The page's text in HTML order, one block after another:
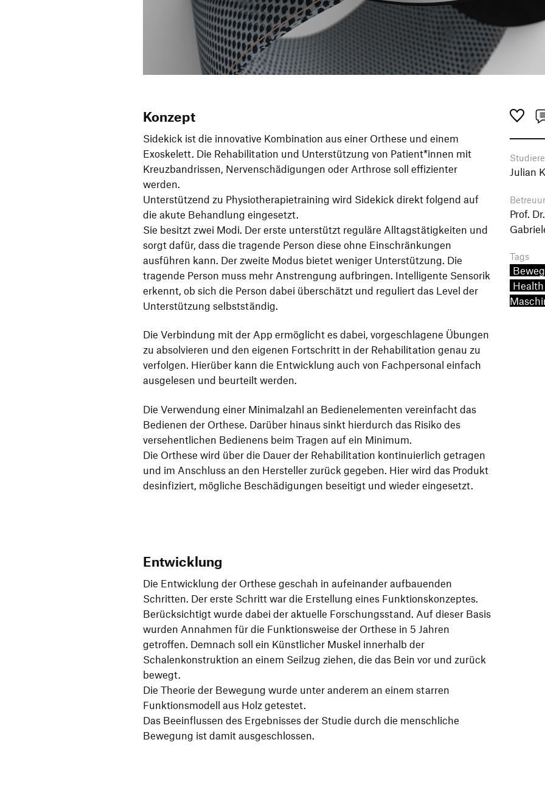
Konzept
Sidekick ist die innovative Kombination aus einer Orthese und einem
Exoskelett. Die Rehabilitation und Unterstützung von Patient*innen mit
Kreuzbandrissen, Nervenschädigungen oder Arthrose soll effizienter
werden.
Unterstützend zu Physiotherapietraining wird Sidekick direkt folgend auf
die akute Behandlung eingesetzt.
Sie besitzt zwei Modi. Der erste unterstützt reguläre Alltagstätigkeiten und
sorgt dafür, dass die tragende Person diese ohne Einschränkungen
ausführen kann. Der zweite Modus bietet weniger Unterstützung. Die
tragende Person muss mehr Anstrengung aufbringen. Intelligente Sensorik
erkennt, ob sich die Person dabei überschätzt und reguliert das Level der
Unterstützung selbstständig.
Die Verbindung mit der App ermöglicht es dabei, vorgeschlagene Übungen
zu absolvieren und den eigenen Fortschritt in der Rehabilitation genau zu
verfolgen. Hierüber kann die Entwicklung auch von Fachpersonal einfach
ausgelesen und beurteilt werden.
Die Verwendung einer Minimalzahl an Bedienelementen vereinfacht das
Bedienen der Orthese. Darüber hinaus sinkt hierdurch das Risiko des
versehentlichen Bedienens beim Tragen auf ein Minimum.
Die Orthese wird über die Dauer der Rehabilitation kontinuierlich getragen
und im Anschluss an den Hersteller zurück gegeben. Hier wird das Produkt
desinfiziert, mögliche Beschädigungen beseitigt und wieder eingesetzt.
Entwicklung
Die Entwicklung der Orthese geschah in aufeinander aufbauenden
Schritten. Der erste Schritt war die Erstellung eines Funktionskonzeptes.
Berücksichtigt wurde dabei der aktuelle Forschungsstand. Auf dieser Basis
wurden Annahmen für die Funktionsweise der Orthese in 5 Jahren
getroffen. Demnach soll ein Künstlicher Muskel innerhalb der
Schalenkonstruktion an einem Seilzug ziehen, die das Bein vor und zurück
bewegt.
Die Theorie der Bewegung wurde unter anderem an einem starren
Funktionsmodell aus Holz getestet.
Das Beeinflussen des Ergebnisses der Studie durch die menschliche
Bewegung ist damit ausgeschlossen.
Julian
Prof.
Tags